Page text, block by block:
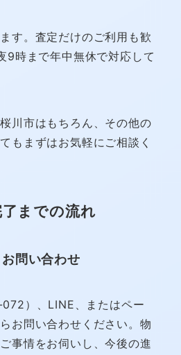
す。査定だけのご利用も歓
9時まで年中無休で対応して
川市はもちろん、その他の
もまずはお気軽にご相談く
までの流れ
問い合わせ
）、LINE、またはペー
お問い合わせください。物
事情をお伺いし、今後の進